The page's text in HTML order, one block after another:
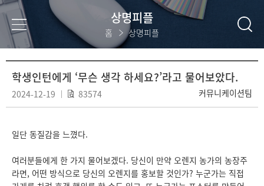
상명피플
홈 상명피플
학생인턴에게 ‘무슨 생각 하세요?’라고 물어보았다.
2024-12-19 83574 커뮤니케이션팀
일단 동질감을 느꼈다.
여러분들에게 한 가지 물어보겠다. 당신이 만약 오렌지 농가의 농장주
라면, 어떤 방식으로 당신의 오렌지를 홍보할 것인가? 누군가는 직접